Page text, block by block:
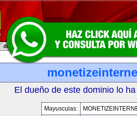
El dueño de este dominio lo
Mayusculas: